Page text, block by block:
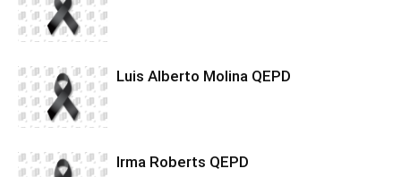
Luis Alberto Molina QEPD
Irma Roberts QEPD